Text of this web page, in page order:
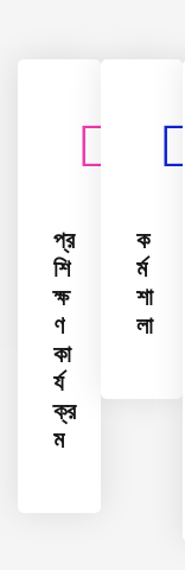
প্র
শি
ক্ষ
ণ
কা
র্য
ক্র
ম
ক
র্ম
শা
লা